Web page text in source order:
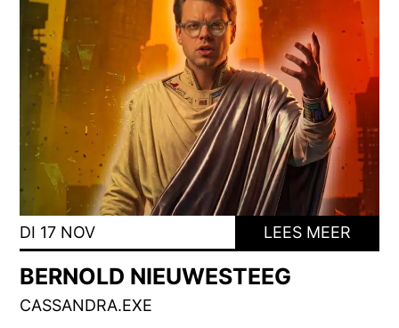
DI 17 NOV LEES MEER
BERNOLD NIEUWESTEEG
CASSANDRA.EXE